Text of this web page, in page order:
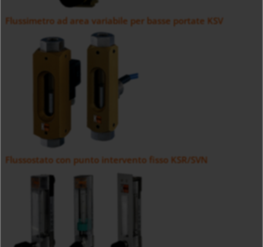
Flussimetro ad area variabile per basse portate KSV
Flussostato con punto intervento fisso KSR/SVN